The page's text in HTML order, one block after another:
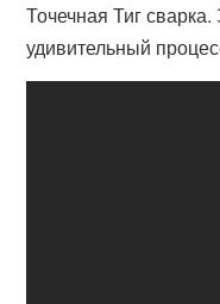
Точечная Тиг
удивительный